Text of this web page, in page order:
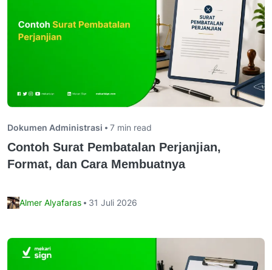
Dokumen Administrasi 7 min read
Contoh Surat Pembatalan Perjanjian,
Format, dan Cara Membuatnya
Almer Alyafaras 31 Juli 2026